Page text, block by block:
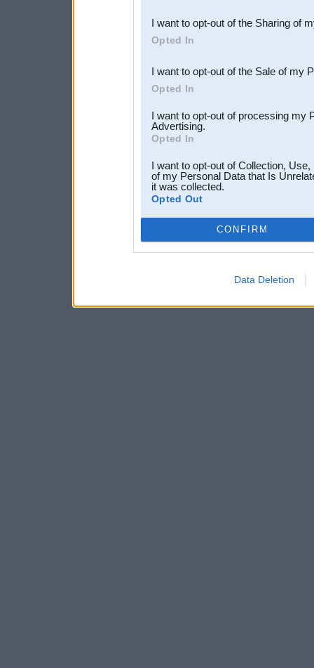
Downstream Participants
third parties.
I want to opt-out of the Sharing of
Opted In
I want to opt-out of the Sale of my
Opted In
I want to opt-out of processing my
Advertising.
Opted In
I want to opt-out of Collection,
of my Personal Data that Is
it was collected.
Opted Out
CONFIRM
Data Deletion